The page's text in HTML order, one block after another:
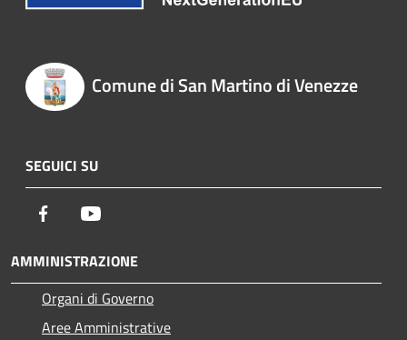
Comune di San Martino di Venezze
SEGUICI SU
Facebook
AMMINISTRAZIONE
Organi di Governo
Aree Amministrative